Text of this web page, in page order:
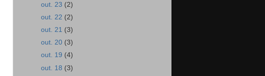
out. 23 (2)
out. 22 (2)
out. 21 (3)
out. 20 (3)
out. 19 (4)
out. 18 (3)